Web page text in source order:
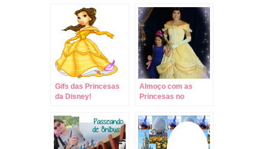
Gifs das Princesas
da Disney!
Almoço com as
Princesas no
Banquet – na
Noruega do Epcot!